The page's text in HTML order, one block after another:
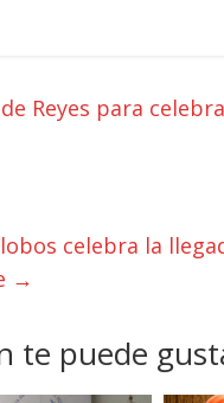
Reyes para
celebra la
→
te puede